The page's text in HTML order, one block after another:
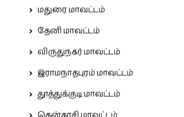
மதுரை மாவட்டம்
தேனி மாவட்டம்
விருதுநகர் மாவட்டம்
இராமநாதபுரம் மாவட்டம்
தூத்துக்குடி மாவட்டம்